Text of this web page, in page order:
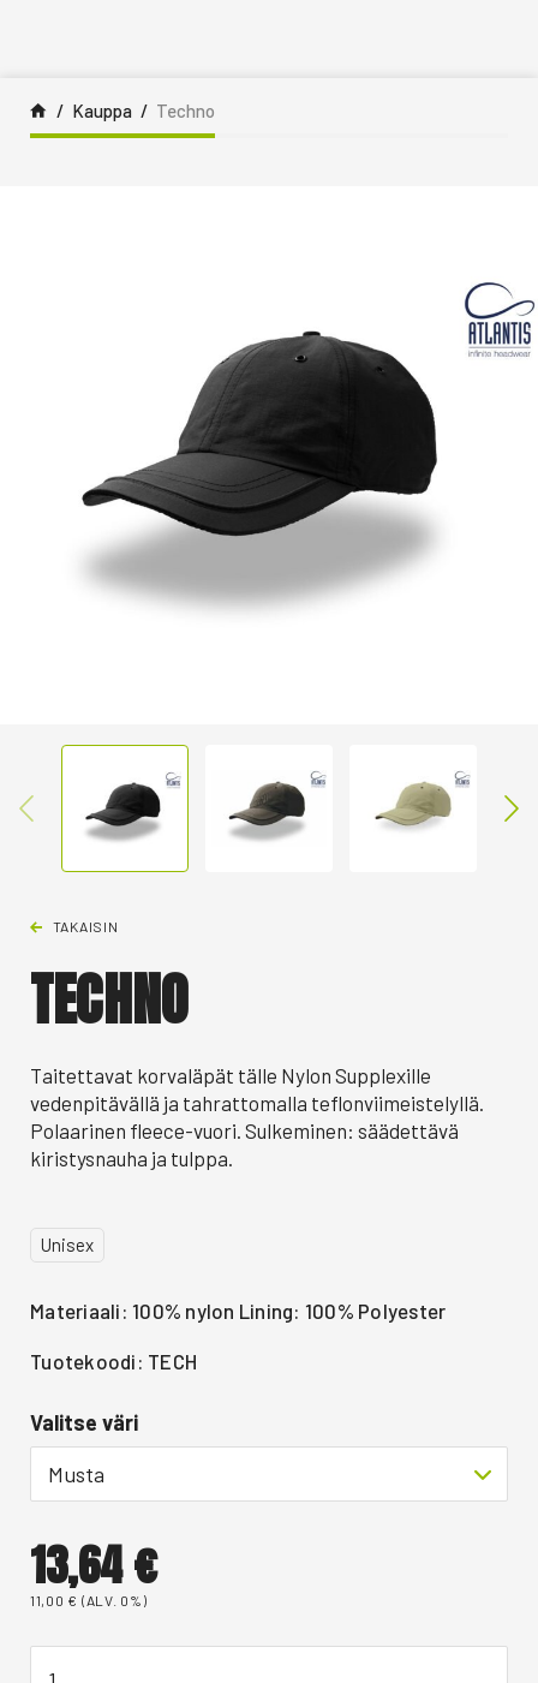
Kauppa Techno
TAKAISIN
TECHNO
Taitettavat korvaläpät tälle Nylon Supplexille
vedenpitävällä ja tahrattomalla teflonviimeistelyllä.
Polaarinen fleece-vuori. Sulkeminen: säädettävä
kiristysnauha ja tulppa.
Unisex
Materiaali: 100% nylon Lining: 100% Polyester
Tuotekoodi: TECH
Valitse väri
Musta
13,64€
11,00 € (ALV. 0%)